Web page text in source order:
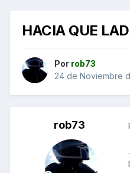
HACIA QUE
Por rob73
24 de Noviembre
rob73